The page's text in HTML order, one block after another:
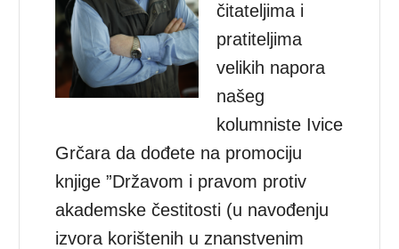
čitateljima i
pratiteljima
velikih napora
našeg
kolumniste Ivice
Grčara da dođete na promociju
knjige ”Državom i pravom protiv
akademske čestitosti (u navođenju
izvora korištenih u znanstvenim